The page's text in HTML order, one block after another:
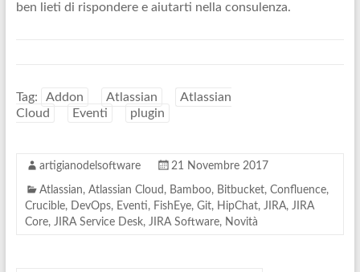
ben lieti di rispondere e aiutarti nella consulenza.
Tag: Addon Atlassian
Atlassian
Cloud
Eventi plugin
artigianodelsoftware 21 Novembre 2017
Atlassian, Atlassian Cloud , Bamboo, Bitbucket, Confluence,
Crucible, DevOps, Eventi, FishEye, Git, HipChat, JIRA, JIRA
Core, JIRA Service Desk, JIRA Software, Novità